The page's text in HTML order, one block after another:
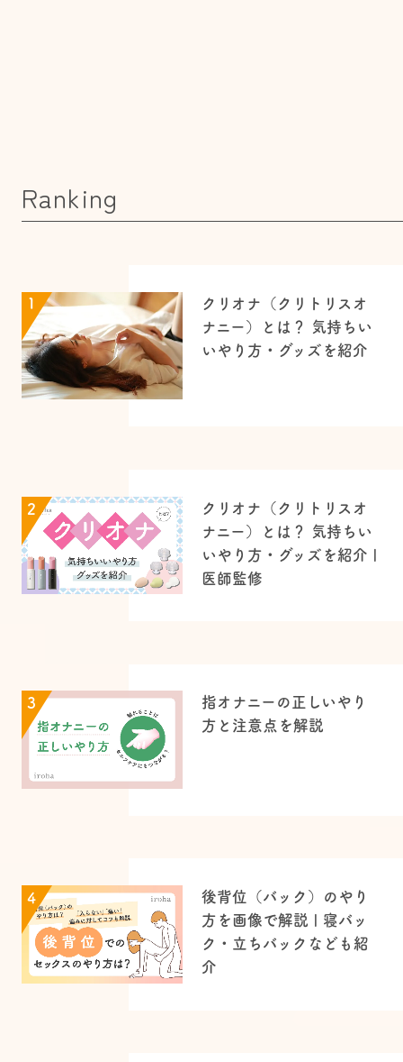
Ranking
1
クリオナ（クリトリスオ
ナニー）とは？ 気持ちい
いやり方・グッズを紹介
2
クリオナ（クリトリスオ
ナニー）とは？ 気持ちい
いやり方・グッズを紹介 |
医師監修
3
指オナニーの正しいやり
方と注意点を解説
4
後背位（バック）のやり
方を画像で解説 | 寝バッ
ク・立ちバックなども紹
介